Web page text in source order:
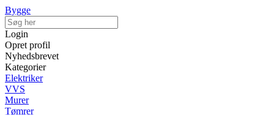
Bygge
Login
Opret profil
Nyhedsbrevet
Kategorier
Elektriker
VVS
Murer
Tømrer